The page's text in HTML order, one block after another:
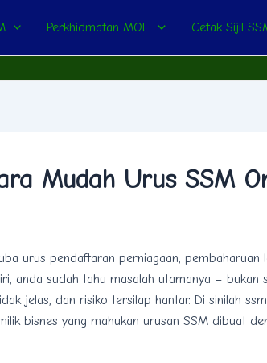
Perkhidmatan MOF Cetak Sijil
Mudah Urus SSM
urus pendaftaran perniagaan, pembaharuan
anda sudah tahu masalah utamanya – bukan
jelas, dan risiko tersilap hantar. Di sinilah
bisnes yang mahukan urusan SSM dibuat